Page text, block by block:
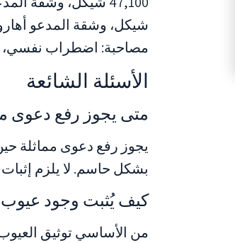
مصاحبة: اضطراب نفسي،
الأسئلة الشائعة
متى يجوز رفع دعوى
يجوز رفع دعوى مماثلة
بشكل حاسم. لا يلزم
كيف يُثبت وجود
من الأساسي توثيق